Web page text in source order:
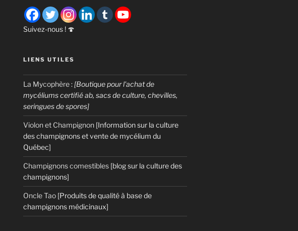
Suivez-nous ! 🍄
LIENS UTILES
La Mycophère : [Boutique pour l'achat de
mycéliums certifié ab, sacs de culture, chevilles,
seringues de spores]
Violon et Champignon [Information sur la culture
des champignons et vente de mycélium du
Québec]
Champignons comestibles [blog sur la culture des
champignons]
Oncle Tao [Produits de qualité à base de
champignons médicinaux]